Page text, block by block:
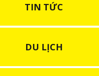
TIN TỨC
DU LỊCH